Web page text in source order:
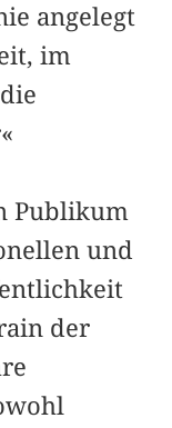
angelegt
im
Publikum
und
der